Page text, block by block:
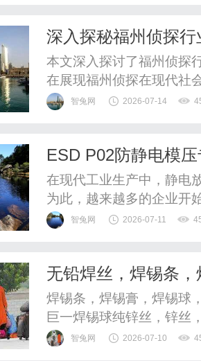
幅近45%。这次调价彻底
深入探秘福州侦探
本文深入探讨了福州侦探
在展现福州侦探在现代社
智兔网 2026-07-14
ESD P02防静电模
在现代工业生产中，静电
为此，越来越多的企业开
静电模压专用产品作为新
防静电模压专用产品？
智兔网 2026-07-11
无铅焊丝，焊锡条
锡球、6337锡条，
发，锌丝厂家
焊锡条，焊锡膏，焊锡球
巨一焊锡球纯锌丝，锌丝
智兔网 2026-07-10